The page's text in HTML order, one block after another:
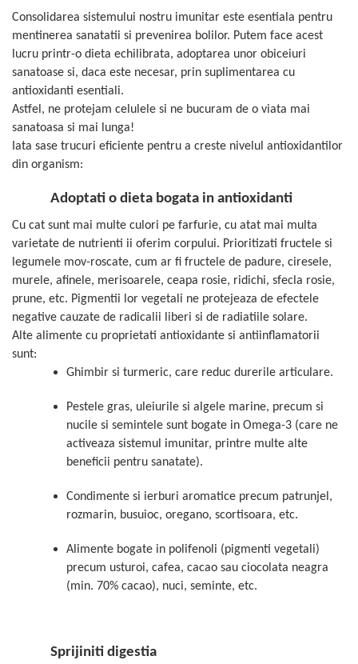
Unturi de corp
Uleiuri de corp
Geluri de duș
Scruburi
Protecție Solară
Creme SPF față
Creme SPF corp
Spray SPF
After Sun
Acceleratoare bronz
Igienă Personală
Deodorante
Mâini și Unghii
Creme mâini
Tratamente unghii
Cosmetice coreene
PETITFEE
Mary & May
BIODANCE
Medicube
Glutation
L-Arginina
L-Carnitina
L-Glutamina
Lecitina
Maca
Magneziu
Multivitamine
Omega
Palmier pitic
Probiotice
Proteine din zer (Whey Protein)
Quercetin
Resveratrol
Scortisoara
Seminte de in
Ulei de peste
Vitamina C
Consolidarea sistemului nostru imunitar este esentiala pentru
mentinerea sanatatii si prevenirea bolilor. Putem face acest
lucru printr-o dieta echilibrata, adoptarea unor obiceiuri
sanatoase si, daca este necesar, prin suplimentarea cu
antioxidanti esentiali.
Astfel, ne protejam celulele si ne bucuram de o viata mai
sanatoasa si mai lunga!
Iata sase trucuri eficiente pentru a creste nivelul antioxidantilor
din organism:
Adoptati o dieta bogata in antioxidanti
Cu cat sunt mai multe culori pe farfurie, cu atat mai multa
varietate de nutrienti ii oferim corpului. Prioritizati fructele si
legumele mov-roscate, cum ar fi fructele de padure, ciresele,
murele, afinele, merisoarele, ceapa rosie, ridichi, sfecla rosie,
prune, etc. Pigmentii lor vegetali ne protejeaza de efectele
negative cauzate de radicalii liberi si de radiatiile solare.
Alte alimente cu proprietati antioxidante si antiinflamatorii
sunt:
Ghimbir si turmeric, care reduc durerile articulare.
Pestele gras, uleiurile si algele marine, precum si
nucile si semintele sunt bogate in Omega-3 (care ne
activeaza sistemul imunitar, printre multe alte
beneficii pentru sanatate).
Condimente si ierburi aromatice precum patrunjel,
rozmarin, busuioc, oregano, scortisoara, etc.
Alimente bogate in polifenoli (pigmenti vegetali)
precum usturoi, cafea, cacao sau ciocolata neagra
(min. 70% cacao), nuci, seminte, etc.
Sprijiniti digestia